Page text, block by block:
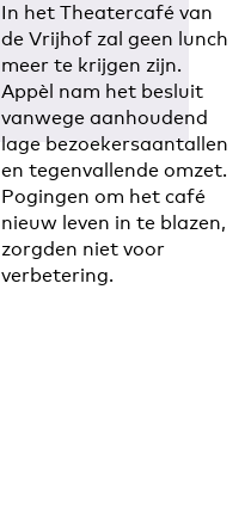
In het Theatercafé van
de Vrijhof zal geen lunch
meer te krijgen zijn.
Appèl nam het besluit
vanwege aanhoudend
lage bezoekersaantallen
en tegenvallende omzet.
Pogingen om het café
nieuw leven in te blazen,
zorgden niet voor
verbetering.